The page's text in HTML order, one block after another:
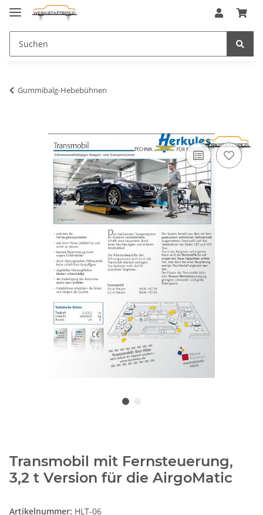
Gummibalg-Hebebühnen
Transmobil mit Fernsteuerung,
3,2 t Version für die AirgoMatic
Artikelnummer: HLT-06